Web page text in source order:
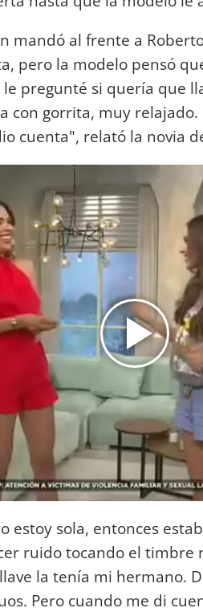
mandó al frente a
pero la modelo pensó
pregunté si quería que
con gorrita, muy
cuenta", relató la novia
estoy sola, entonces
ruido tocando el timbre
la tenía mi hermano.
Pero cuando me di